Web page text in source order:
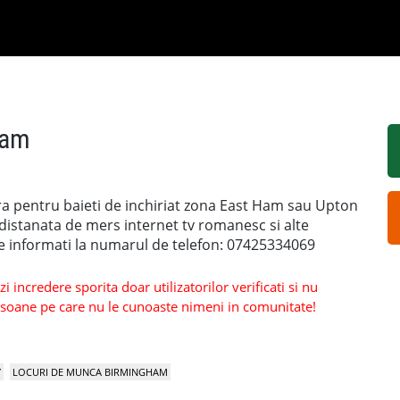
pentru baieti de inchiriat zona East Ham sau Upton
de mers internet tv romanesc si alte
la numarul de telefon: 07425334069
incredere sporita doar utilizatorilor verificati si nu
pe care nu le cunoaste nimeni in comunitate!
LOCURI DE MUNCA BIRMINGHAM